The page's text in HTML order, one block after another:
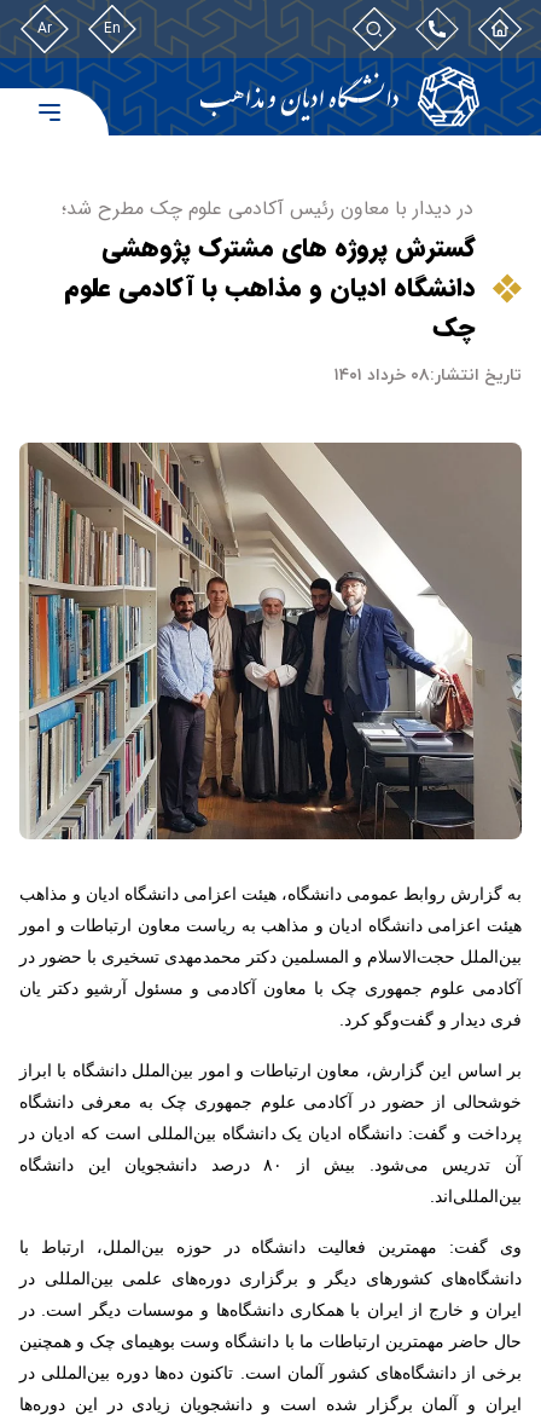
En
Ar
در دیدار با معاون رئیس آکادمی علوم چک مطرح شد؛
گسترش پروژه های مشترک پژوهشی
دانشگاه ادیان و مذاهب با آکادمی علوم
چک
تاریخ انتشار:۰۸ خرداد ۱۴۰۱
به گزارش روابط عمومی دانشگاه، هیئت اعزامی دانشگاه ادیان و مذاهب
هیئت اعزامی دانشگاه ادیان و مذاهب به ریاست معاون ارتباطات و امور
بین‌الملل حجت‌الاسلام و المسلمین دکتر محمدمهدی تسخیری با حضور در
آکادمی علوم جمهوری چک با معاون آکادمی و مسئول آرشیو دکتر یان
فری دیدار و گفت‌وگو کرد.
بر اساس این گزارش، معاون ارتباطات و امور بین‌الملل دانشگاه با ابراز
خوشحالی از حضور در آکادمی علوم جمهوری چک به معرفی دانشگاه
پرداخت و گفت: دانشگاه ادیان یک دانشگاه بین‌المللی است که ادیان در
آن تدریس می‌شود. بیش از ۸۰ درصد دانشجویان این دانشگاه
بین‌المللی‌اند.
وی گفت: مهمترین فعالیت‌ دانشگاه در حوزه بین‌الملل، ارتباط با
دانشگاه‌های کشورهای دیگر و برگزاری دوره‌های علمی بین‌المللی در
ایران و خارج از ایران با همکاری دانشگاه‌ها و موسسات دیگر است. در
حال حاضر مهمترین ارتباطات ما با دانشگاه وست بوهیمای چک و همچنین
برخی از دانشگاه‌های کشور آلمان است. تاکنون ده‌ها دوره‌ بین‌المللی در
ایران و آلمان برگزار شده است و دانشجویان زیادی در این دوره‌ها